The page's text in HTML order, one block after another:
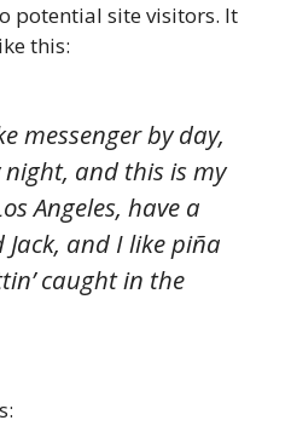
potential site visitors. It
this:
messenger by day,
and this is my
Angeles, have a
and I like piña
caught in the